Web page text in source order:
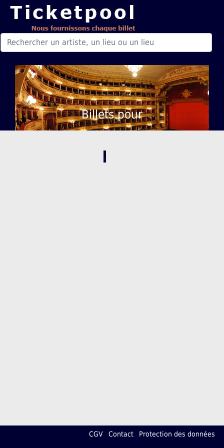
Billets pour
,
CGV Contact Protection des données